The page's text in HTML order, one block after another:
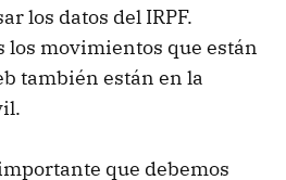
los datos del IRPF.
los movimientos que están
también están en la
que debemos